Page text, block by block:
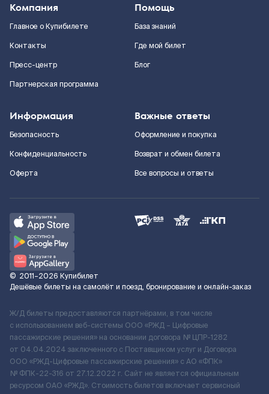
Компания
Главное о Купибилете
Контакты
Пресс-центр
Партнерская программа
Помощь
База знаний
Где мой билет
Блог
Информация
Безопасность
Конфиденциальность
Оферта
Важные ответы
Оформление и покупка
Возврат и обмен билета
Все вопросы и ответы
© 2011–2026 Купибилет
Дешёвые билеты на самолёт и поезд, бронирование и онлайн-заказ
Ж/Д билеты предоставляются партнёрами, в том числе
с использованием веб-системы ООО «РЖД – Цифровые
пассажирские решения» на основании договора № ЦПР-1282
от 04.04.2024 заключенного с Поставщиком услуг и Договора
ООО «РЖД-Цифровые пассажирские решения» c АО «ФПК»
№ ФПК-22-316 от 27.12.2022 г. Сайт не является официальным
ресурсом ОАО «РЖД». Стоимость билетов включает сервисный